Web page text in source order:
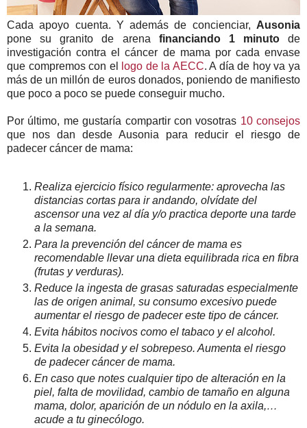
Cada apoyo cuenta. Y además de concienciar, Ausonia
pone su granito de arena financiando 1 minutode
investigación contra el cáncer de mama por cada envase
que compremos con el
logo de la AECC. A día de hoy va ya
más de un millón de euros donados, poniendo de manifiesto
que poco a poco se puede conseguir mucho.
Por último, me gustaría compartir con vosotras 10 consejos
que nos dan desde Ausonia para reducir el riesgo de
padecer cáncer de mama:
Realiza ejercicio físico regularmente: aprovecha las
distancias cortas para ir andando, olvídate del
ascensor una vez al día y/o practica deporte una tarde
a la semana.
Para la prevención del cáncer de mama es
recomendable llevar una dieta equilibrada rica en fibra
(frutas y verduras).
Reduce la ingesta de grasas saturadas especialmente
las de origen animal, su consumo excesivo puede
aumentar el riesgo de padecer este tipo de cáncer.
Evita hábitos nocivos como el tabaco y el alcohol.
Evita la obesidad y el sobrepeso. Aumenta el riesgo
de padecer cáncer de mama.
En caso que notes cualquier tipo de alteración en la
piel, falta de movilidad, cambio de tamaño en alguna
mama, dolor, aparición de un nódulo en la axila,…
acude a tu ginecólogo.